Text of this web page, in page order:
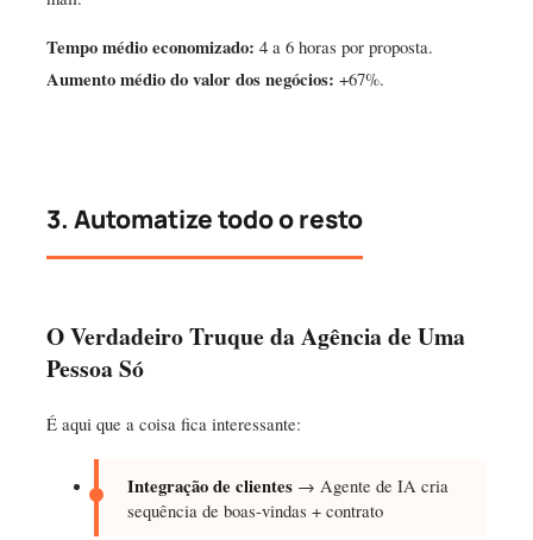
Tempo médio economizado: 4 a 6 horas por proposta.
Aumento médio do valor dos negócios: +67%.
3. Automatize todo o resto
O Verdadeiro Truque da Agência de Uma
Pessoa Só
É aqui que a coisa fica interessante:
Integração de clientes→ Agente de IA cria
sequência de boas-vindas + contrato